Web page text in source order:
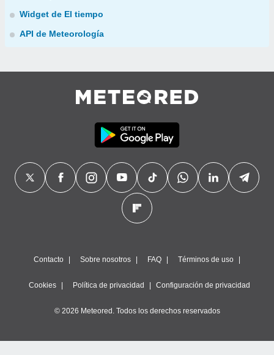
Widget de El tiempo
API de Meteorología
Contacto Sobre nosotros FAQ Términos de uso
Cookies Política de privacidad Configuración de privacidad
© 2026 Meteored. Todos los derechos reservados